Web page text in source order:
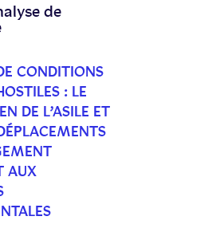
de
CONDITIONS
: LE
DE L’ASILE ET
AUX